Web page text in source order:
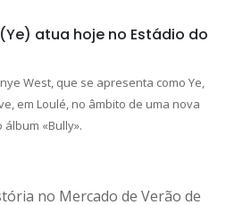
atua hoje no Estádio do
West, que se apresenta como Ye,
em Loulé, no âmbito de uma nova
«Bully».